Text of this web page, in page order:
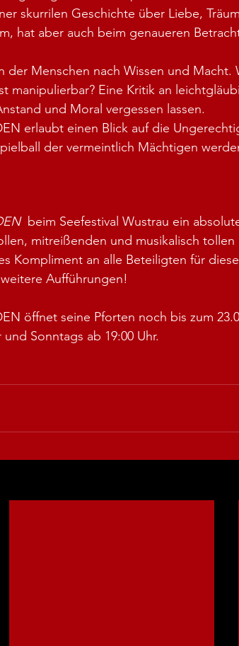
skurrilen Geschichte über Liebe,
hat aber auch beim genaueren
der Menschen nach Wissen und Macht.
manipulierbar? Eine Kritik an
und Moral vergessen lassen.
erlaubt einen Blick auf die
der vermeintlich Mächtigen
beim Seefestival Wustrau ein
mitreißenden und musikalisch
Kompliment an alle Beteiligten für
Aufführungen!
öffnet seine Pforten noch bis zum
Sonntags ab 19:00 Uhr.